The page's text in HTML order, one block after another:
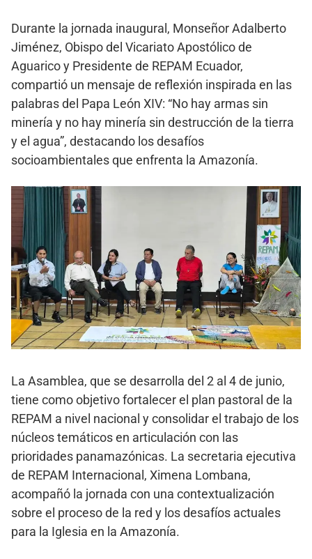
Durante la jornada inaugural, Monseñor Adalberto
Jiménez, Obispo del Vicariato Apostólico de
Aguarico y Presidente de REPAM Ecuador,
compartió un mensaje de reflexión inspirada en las
palabras del Papa León XIV: “No hay armas sin
minería y no hay minería sin destrucción de la tierra
y el agua”, destacando los desafíos
socioambientales que enfrenta la Amazonía.
La Asamblea, que se desarrolla del 2 al 4 de junio,
tiene como objetivo fortalecer el plan pastoral de la
REPAM a nivel nacional y consolidar el trabajo de los
núcleos temáticos en articulación con las
prioridades panamazónicas. La secretaria ejecutiva
de REPAM Internacional, Ximena Lombana,
acompañó la jornada con una contextualización
sobre el proceso de la red y los desafíos actuales
para la Iglesia en la Amazonía.